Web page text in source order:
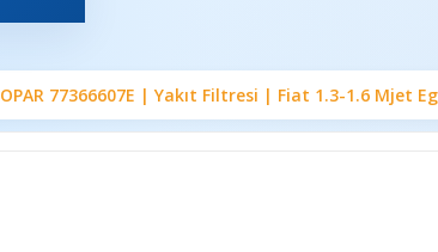
OPAR 77366607E | Yakıt Filtresi | Fiat 1.3-1.6 Mjet